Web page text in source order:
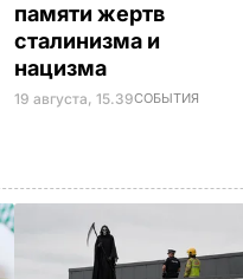
памяти жертв
сталинизма и
нацизма
19 августа, 15.39СОБЫТИЯ